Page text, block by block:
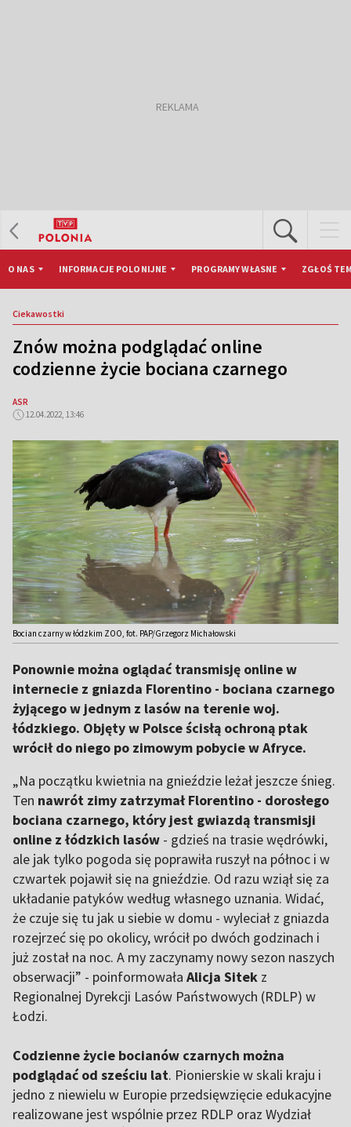
O NAS INFORMACJE POLONIJNE PROGRAMY WŁASNE ZGŁOŚ
Ciekawostki
Znów można podglądać online
codzienne życie bociana czarnego
ASR
12.04.2022, 13:46
Bocian czarny w łódzkim ZOO, fot. PAP/Grzegorz Michałowski
Ponownie można oglądać transmisję online w
internecie z gniazda Florentino - bociana czarnego
żyjącego w jednym z lasów na terenie woj.
łódzkiego. Objęty w Polsce ścisłą ochroną ptak
wrócił do niego po zimowym pobycie w Afryce.
„Na początku kwietnia na gnieździe leżał jeszcze śnieg.
Ten nawrót zimy zatrzymał Florentino - dorosłego
bociana czarnego, który jest gwiazdą transmisji
online z łódzkich lasów - gdzieś na trasie wędrówki,
ale jak tylko pogoda się poprawiła ruszył na północ i w
czwartek pojawił się na gnieździe. Od razu wziął się za
układanie patyków według własnego uznania. Widać,
że czuje się tu jak u siebie w domu - wyleciał z gniazda
rozejrzeć się po okolicy, wrócił po dwóch godzinach i
już został na noc. A my zaczynamy nowy sezon naszych
obserwacji” - poinformowała Alicja Sitek z
Regionalnej Dyrekcji Lasów Państwowych (RDLP) w
Łodzi.
Codzienne życie bocianów czarnych można
podglądać od sześciu lat. Pionierskie w skali kraju i
jedno z niewielu w Europie przedsięwzięcie edukacyjne
realizowane jest wspólnie przez RDLP oraz Wydział